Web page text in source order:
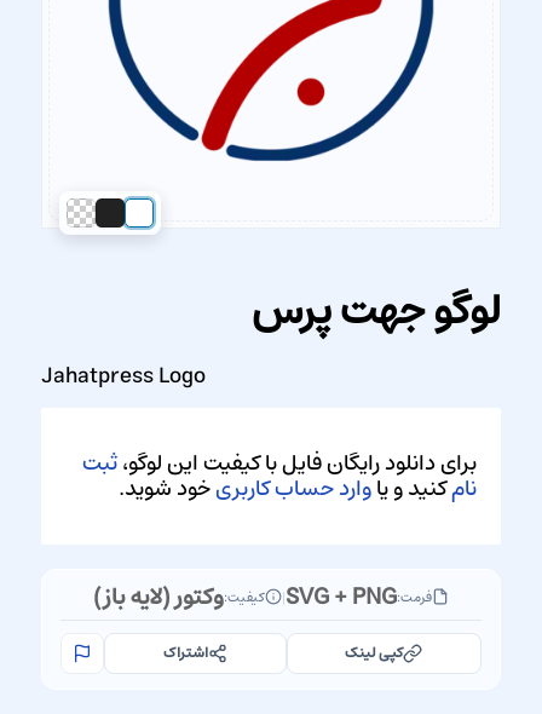
لوگو جهت پرس
Jahatpress Logo
برای دانلود رایگان فایل با کیفیت این لوگو،ثبت
نامکنید و یاوارد حساب کاربریخود شوید.
فرمت:SVG + PNG
| کیفیت:وکتور (لایه باز)
کپی لینک اشتراک